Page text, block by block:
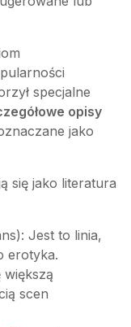
specjalne
opisy
jako
się jako literatura
Jest to linia,
erotyka.
większą
scen